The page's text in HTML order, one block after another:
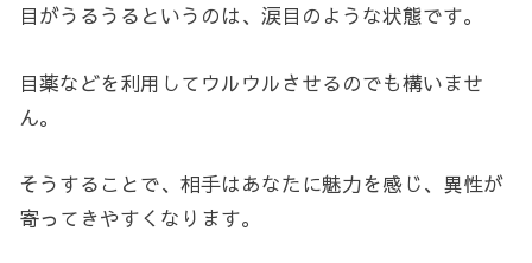
目がうるうるというのは、涙目のような状態です。
目薬などを利用してウルウルさせるのでも構いませ
ん。
そうすることで、相手はあなたに魅力を感じ、異性が
寄ってきやすくなります。